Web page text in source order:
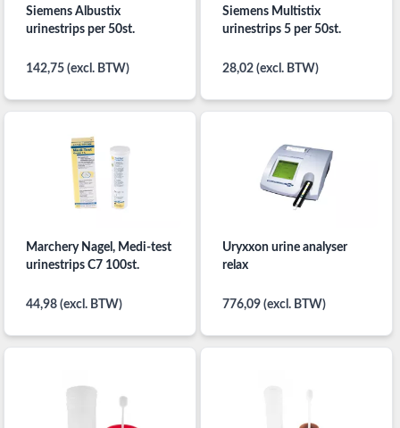
Siemens Albustix
urinestrips per 50st.
142,75 (excl. BTW)
Siemens Multistix
urinestrips 5 per 50st.
28,02 (excl. BTW)
Marchery Nagel, Medi-test
urinestrips C7 100st.
44,98 (excl. BTW)
Uryxxon urine analyser
relax
776,09 (excl. BTW)